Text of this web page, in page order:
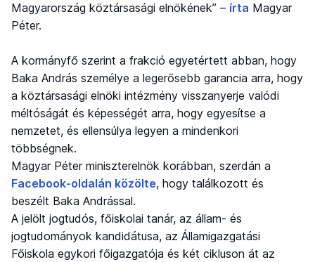
Magyarország köztársasági elnökének” – írta Magyar
Péter.
A kormányfő szerint a frakció egyetértett abban, hogy
Baka András személye a legerősebb garancia arra, hogy
a köztársasági elnöki intézmény visszanyerje valódi
méltóságát és képességét arra, hogy egyesítse a
nemzetet, és ellensúlya legyen a mindenkori
többségnek.
Magyar Péter miniszterelnök korábban, szerdán a
Facebook-oldalán közölte, hogy találkozott és
beszélt Baka Andrással.
A jelölt jogtudós, főiskolai tanár, az állam- és
jogtudományok kandidátusa, az Államigazgatási
Főiskola egykori főigazgatója és két cikluson át az